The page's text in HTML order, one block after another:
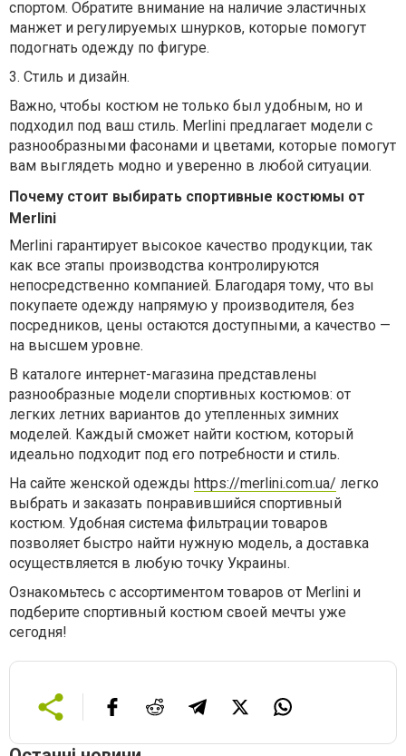
спортом. Обратите внимание на наличие эластичных
манжет и регулируемых шнурков, которые помогут
подогнать одежду по фигуре.
3. Стиль и дизайн.
Важно, чтобы костюм не только был удобным, но и
подходил под ваш стиль. Merlini предлагает модели с
разнообразными фасонами и цветами, которые помогут
вам выглядеть модно и уверенно в любой ситуации.
Почему стоит выбирать спортивные костюмы от
Merlini
Merlini гарантирует высокое качество продукции, так
как все этапы производства контролируются
непосредственно компанией. Благодаря тому, что вы
покупаете одежду напрямую у производителя, без
посредников, цены остаются доступными, а качество —
на высшем уровне.
В каталоге интернет-магазина представлены
разнообразные модели спортивных костюмов: от
легких летних вариантов до утепленных зимних
моделей. Каждый сможет найти костюм, который
идеально подходит под его потребности и стиль.
На сайте женской одежды https://merlini.com.ua/ легко
выбрать и заказать понравившийся спортивный
костюм. Удобная система фильтрации товаров
позволяет быстро найти нужную модель, а доставка
осуществляется в любую точку Украины.
Ознакомьтесь с ассортиментом товаров от Merlini и
подберите спортивный костюм своей мечты уже
сегодня!